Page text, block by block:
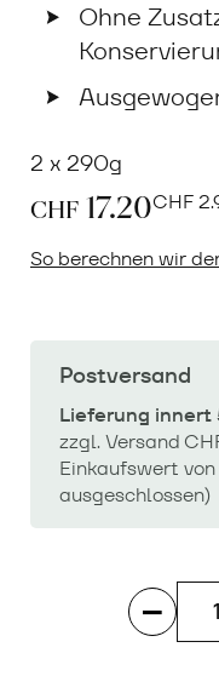
Ohne
2 x 290g
CHF 17.20CHF
So berechnen wir
Postversand
Lieferung innert
zzgl. Versand
Einkaufswert
ausgeschlossen)